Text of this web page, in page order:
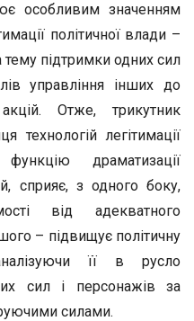
особливим значенням
політичної влади –
підтримки одних сил
управління інших до
Отже, трикутник
технологій легітимації
драматизації
сприяє, з одного боку,
від адекватного
– підвищує політичну
її в русло
сил і персонажів за
силами.